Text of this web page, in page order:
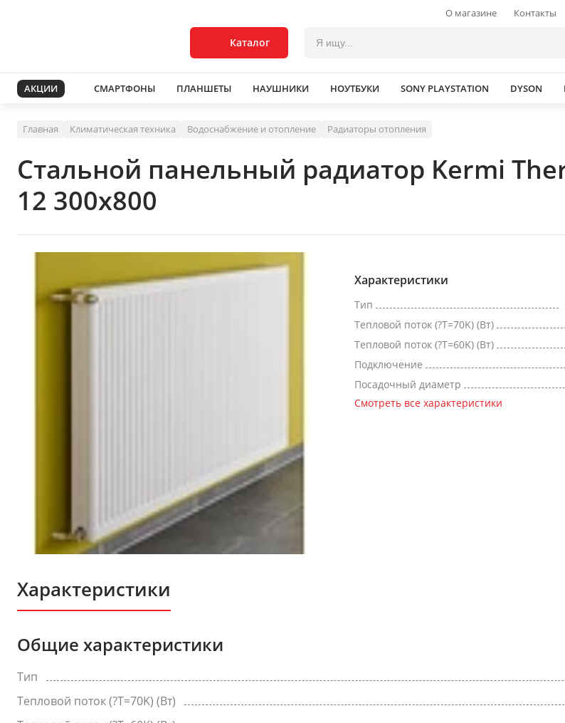
О магазине Контакты
Каталог
АКЦИИ СМАРТФОНЫ ПЛАНШЕТЫ НАУШНИКИ НОУТБУКИ SONY PLAYSTATION DYSON
Главная Климатическая техника Водоснабжение и отопление Радиаторы отопления
Стальной панельный радиатор Kermi
12 300x800
Характеристики
Тип
Тепловой поток (?Т=70K) (Вт)
Тепловой поток (?Т=60K) (Вт)
Подключение
Посадочный диаметр
Смотреть все характеристики
Характеристики
Общие характеристики
Тип
Тепловой поток (?Т=70K) (Вт)